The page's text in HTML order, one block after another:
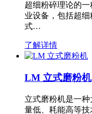
超细粉碎理论的
业设备，包括超
式…
了解详情
LM 立式磨粉机
立式磨粉机是一
量低、耗能高等